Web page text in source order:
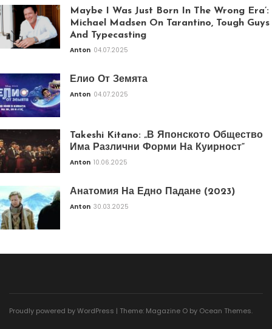
Maybe I Was Just Born In The Wrong Era’:
Michael Madsen On Tarantino, Tough Guys
And Typecasting
Anton 04.07.2025
Елио От Земята
Anton 04.07.2025
Takeshi Kitano: „В Японското Общество
Има Различни Форми На Куирност“
Anton 10.06.2025
Анатомия На Едно Падане (2023)
Anton 30.03.2025
Proudly powered by WordPress | Theme: Magazine O by Ocean Themes.